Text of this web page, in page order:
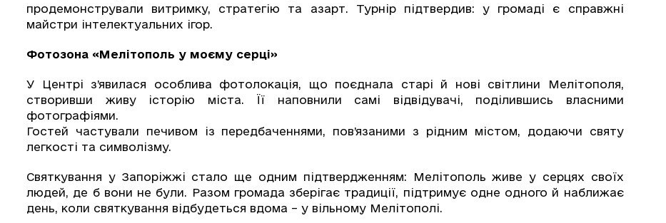
продемонстрували витримку, стратегію та азарт. Турнір підтвердив: у громаді є справжні
майстри інтелектуальних ігор.
Фотозона «Мелітополь у моєму серці»
У Центрі з’явилася особлива фотолокація, що поєднала старі й нові світлини Мелітополя,
створивши живу історію міста. Її наповнили самі відвідувачі, поділившись власними
фотографіями.
Гостей частували печивом із передбаченнями, пов’язаними з рідним містом, додаючи святу
легкості та символізму.
Святкування у Запоріжжі стало ще одним підтвердженням: Мелітополь живе у серцях своїх
людей, де б вони не були. Разом громада зберігає традиції, підтримує одне одного й наближає
день, коли святкування відбудеться вдома – у вільному Мелітополі.